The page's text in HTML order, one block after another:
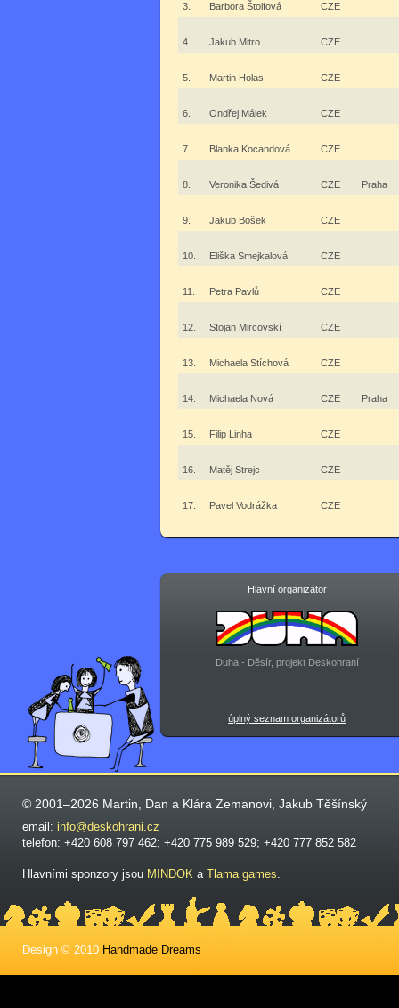
3. Barbora Štolfová CZE
4. Jakub Mitro CZE
5. Martin Holas CZE
6. Ondřej Málek CZE
7. Blanka Kocandová CZE
8. Veronika Šedivá CZE Praha
9. Jakub Bošek CZE
10. Eliška Smejkalová CZE
11. Petra Pavlů CZE
12. Stojan Mircovskí CZE
13. Michaela Stíchová CZE
14. Michaela Nová CZE Praha
15. Filip Linha CZE
16. Matěj Strejc CZE
17. Pavel Vodrážka CZE
Hlavní organizátor
Duha - Děsír, projekt Deskohraní
úplný seznam organizátorů
© 2001–2026 Martin, Dan a Klára Zemanovi, Jakub Těšínský
email: info@deskohrani.cz
telefon: +420 608 797 462; +420 775 989 529; +420 777 852 582
Hlavními sponzory jsou MINDOK a Tlama games.
Design © 2010 Handmade Dreams